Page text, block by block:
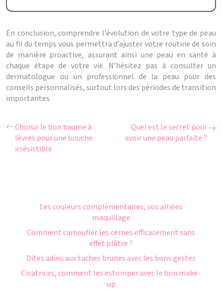
En conclusion, comprendre l’évolution de votre type de peau
au fil du temps vous permettra d’ajuster votre routine de soin
de manière proactive, assurant ainsi une peau en santé à
chaque étape de votre vie. N’hésitez pas à consulter un
dermatologue ou un professionnel de la peau pour des
conseils personnalisés, surtout lors des périodes de transition
importantes.
Choisir le bon baume à
lèvres pour une bouche
irrésistible
Quel est le secret pour
avoir une peau parfaite ?
Les couleurs complémentaires, vos alliées
maquillage
Comment camoufler les cernes efficacement sans
effet plâtre ?
Dites adieu aux taches brunes avec les bons gestes
Cicatrices, comment les estomper avec le bon make-
up